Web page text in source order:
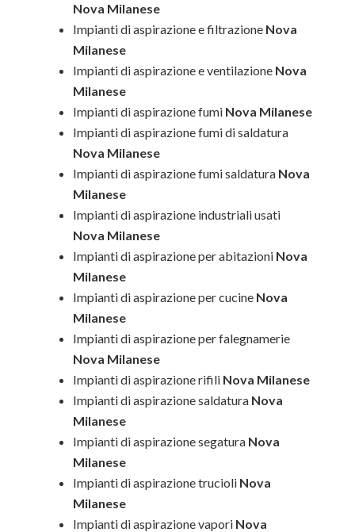
Nova Milanese
Impianti di aspirazione e filtrazione Nova
Milanese
Impianti di aspirazione e ventilazione Nova
Milanese
Impianti di aspirazione fumi Nova Milanese
Impianti di aspirazione fumi di saldatura
Nova Milanese
Impianti di aspirazione fumi saldatura Nova
Milanese
Impianti di aspirazione industriali usati
Nova Milanese
Impianti di aspirazione per abitazioni Nova
Milanese
Impianti di aspirazione per cucine Nova
Milanese
Impianti di aspirazione per falegnamerie
Nova Milanese
Impianti di aspirazione rifili Nova Milanese
Impianti di aspirazione saldatura Nova
Milanese
Impianti di aspirazione segatura Nova
Milanese
Impianti di aspirazione trucioli Nova
Milanese
Impianti di aspirazione vapori Nova